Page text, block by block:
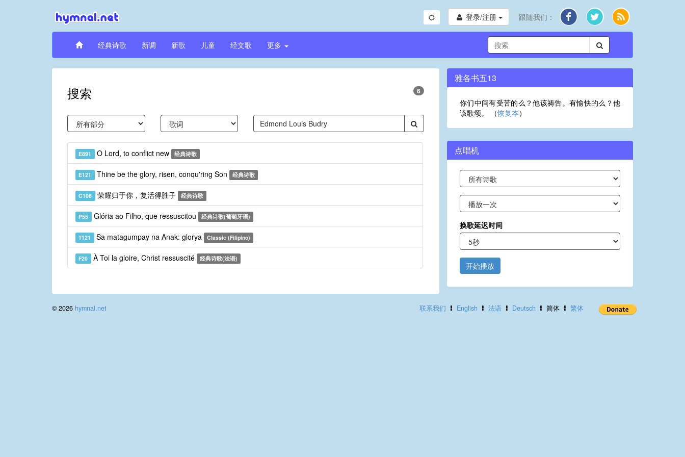
登录/注册 跟随我们：
经典诗歌 新调 新歌 儿童 经文歌 更多
搜索 6
E891 O Lord, to conflict new 经典诗歌
E121 Thine be the glory, risen, conqu'ring Son 经典诗歌
C106 荣耀归于你，复活得胜子 经典诗歌
P55 Glória ao Filho, que ressuscitou 经典诗歌(葡萄牙语)
T121 Sa matagumpay na Anak: glorya Classic (Filipino)
F20 À Toi la gloire, Christ ressuscité 经典诗歌(法语)
雅各书五13
你们中间有受苦的么？他该祷告。有愉快的么？他
该歌颂。 （恢复本）
点唱机
换歌延迟时间
开始播放
联系我们 English 法语 Deutsch 简体 繁体
© 2026 hymnal.net